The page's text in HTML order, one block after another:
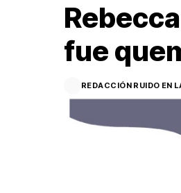
fue
REDACCIÓN RUIDO EN